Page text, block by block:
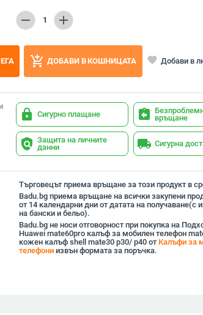
remove 1 add
add_shopping_cart ДОБАВИ В КОШНИЦАТА favorite Добави в
lock Сигурно плащане assignment_return връщане
policy Защита на личните
данни
local_shipping Сигурна
Търговецът приема връщане за този продукт в
Badu.bg приема връщане на всички закупени
от 14 календарни дни от датата на получаване(с
на бански и бельо).
Badu.bg не носи отговорност при покупка на
Huawei mate60pro калъф за мобилен телефон
кожен калъф shell mate30 p30/ p40 от Калъфи за
телефониизвън формата за поръчка.